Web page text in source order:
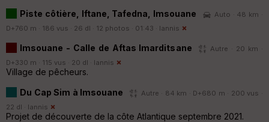
Piste côtière, Iftane, Tafedna, Imsouane
Auto · 48 km ·
D+760 m · 186 vus · 26 dl · 12 photos · 01:43 · Iannis
Imsouane - Calle de Aftas Imarditsane
Autre · 20 km ·
D+330 m · 115 vus · 20 dl · Iannis
Village de pêcheurs.
Du Cap Sim à Imsouane
Autre · 84 km · D+680 m · 200 vus ·
22 dl · Iannis
Projet de découverte de la côte Atlantique septembre 2021.